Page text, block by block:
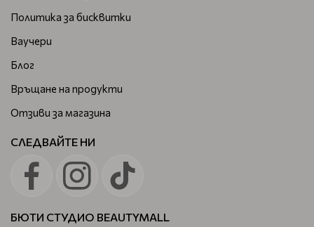
Политика за бисквитки
Ваучери
Блог
Връщане на продукти
Отзиви за магазина
СЛЕДВАЙТЕ НИ
БЮТИ СТУДИО BEAUTYMALL